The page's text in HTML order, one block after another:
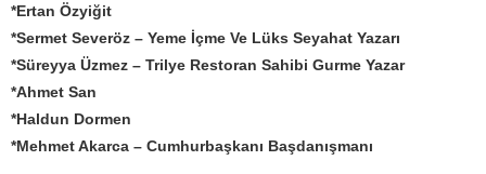
*Ertan Özyiğit
*Sermet Severöz – Yeme İçme Ve Lüks Seyahat Yazarı
*Süreyya Üzmez – Trilye Restoran Sahibi Gurme Yazar
*Ahmet San
*Haldun Dormen
*Mehmet Akarca – Cumhurbaşkanı Başdanışmanı